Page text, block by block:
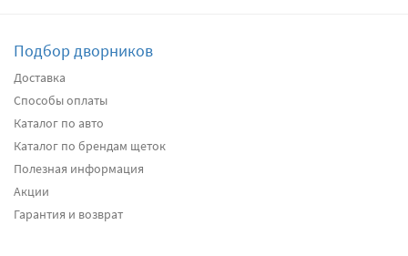
Подробнее
Передние дворники
Подробнее
Подбор дворников
Доставка
Способы оплаты
Каталог по авто
Каталог по брендам щеток
Полезная информация
Акции
Гарантия и возврат